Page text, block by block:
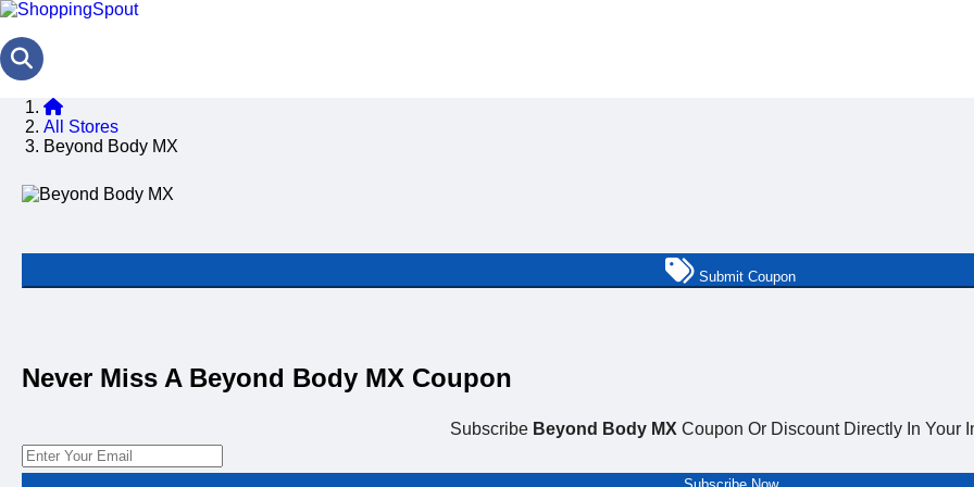
All Stores
Beyond Body MX
Submit Coupon
Never Miss A Beyond Body MX Coupon
Subscribe Beyond Body MX Coupon Or Discount Directly In Your